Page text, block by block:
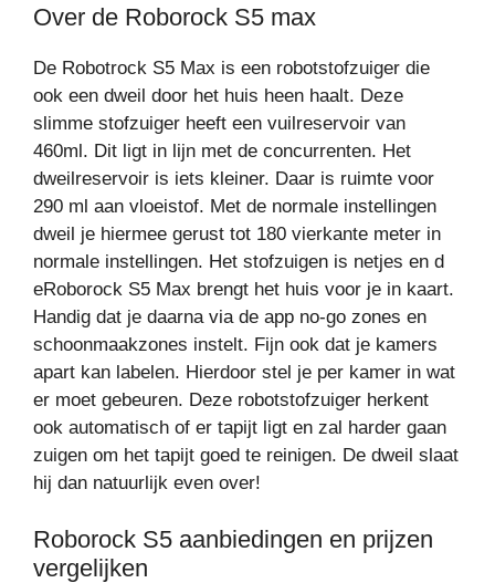
Over de Roborock S5 max
De Robotrock S5 Max is een robotstofzuiger die
ook een dweil door het huis heen haalt. Deze
slimme stofzuiger heeft een vuilreservoir van
460ml. Dit ligt in lijn met de concurrenten. Het
dweilreservoir is iets kleiner. Daar is ruimte voor
290 ml aan vloeistof. Met de normale instellingen
dweil je hiermee gerust tot 180 vierkante meter in
normale instellingen. Het stofzuigen is netjes en d
eRoborock S5 Max brengt het huis voor je in kaart.
Handig dat je daarna via de app no-go zones en
schoonmaakzones instelt. Fijn ook dat je kamers
apart kan labelen. Hierdoor stel je per kamer in wat
er moet gebeuren. Deze robotstofzuiger herkent
ook automatisch of er tapijt ligt en zal harder gaan
zuigen om het tapijt goed te reinigen. De dweil slaat
hij dan natuurlijk even over!
Roborock S5 aanbiedingen en prijzen
vergelijken